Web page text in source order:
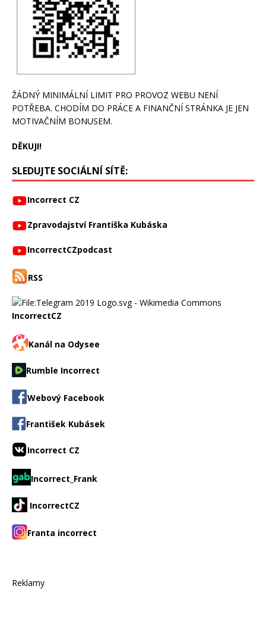
ŽÁDNÝ MINIMÁLNÍ LIMIT PRO PROVOZ WEBU NENÍ
POTŘEBA. CHODÍM DO PRÁCE A FINANČNÍ STRÁNKA JE JEN
MOTIVAČNÍM BONUSEM.
DĚKUJI!
SLEDUJTE SOCIÁLNÍ SÍTĚ:
Incorrect CZ
Zpravodajství Františka Kubáska
IncorrectCZpodcast
RSS
IncorrectCZ
Kanál na Odysee
Rumble Incorrect
Webový Facebook
František Kubásek
Incorrect CZ
Incorrect_Frank
IncorrectCZ
Franta incorrect
Reklamy